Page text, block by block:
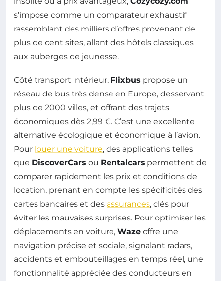
s’impose comme un comparateur exhaustif
rassemblant des milliers d’offres provenant de
plus de cent sites, allant des hôtels classiques
aux auberges de jeunesse.
Côté transport intérieur, Flixbus propose un
réseau de bus très dense en Europe, desservant
plus de 2000 villes, et offrant des trajets
économiques dès 2,99 €. C’est une excellente
alternative écologique et économique à l’avion.
Pour louer une voiture, des applications telles
que DiscoverCars ou Rentalcars permettent de
comparer rapidement les prix et conditions de
location, prenant en compte les spécificités des
cartes bancaires et des assurances, clés pour
éviter les mauvaises surprises. Pour optimiser les
déplacements en voiture, Waze offre une
navigation précise et sociale, signalant radars,
accidents et embouteillages en temps réel, une
fonctionnalité appréciée des conducteurs en